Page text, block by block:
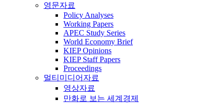
영문자료
Policy Analyses
Working Papers
APEC Study Series
World Economy Brief
KIEP Opinions
KIEP Staff Papers
Proceedings
멀티미디어자료
영상자료
만화로 보는 세계경제